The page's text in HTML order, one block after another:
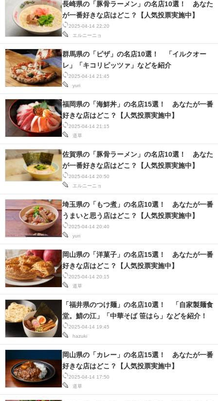
2025-04-14 22:20
エルニーニョ
長崎県の「豚骨ラーメン」の名店10選！ あなた
が一番好きな店はどこ？【人気投票実施中】
2025-04-14 21:45
yuri
群馬県の「ピザ」の名店10選！ 「イルクオー
レ」「キコリピッツァ」などを紹介
2025-04-14 21:15
道草
福岡県の「海鮮丼」の名店15選！ あなたが一番
好きな店はどこ？【人気投票実施中】
2025-04-14 20:50
エルニーニョ
佐賀県の「豚骨ラーメン」の名店10選！ あなた
が一番好きな店はどこ？【人気投票実施中】
2025-04-14 20:40
yuri
埼玉県の「もつ煮」の名店10選！ あなたが一番
うまいと思う店はどこ？【人気投票実施中】
2025-04-14 20:15
道草
岡山県の「洋菓子」の名店15選！ あなたが一番
好きな店はどこ？【人気投票実施中】
2025-04-14 19:45
hazuki
「福井県のつけ麺」の名店10選！ 「自家製麺食
堂。鯖の江」「中華そば 笹はら」などを紹介！
2025-04-14 17:50
道草
岡山県の「カレー」の名店15選！ あなたが一番
好きな店はどこ？【人気投票実施中】